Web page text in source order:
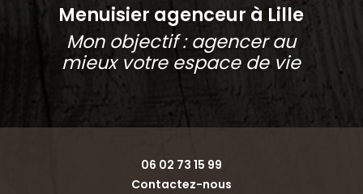
Menuisier agenceur à Lille
Mon objectif : agencer au
mieux votre espace de vie
06 02 73 15 99
Contactez-nous